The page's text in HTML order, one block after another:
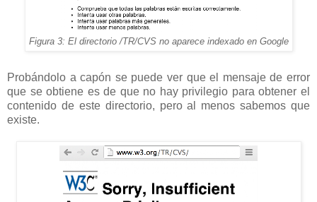
Figura 3: El directorio /TR/CVS no aparece indexado en Google
Probándolo a capón se puede ver que el mensaje de error
que se obtiene es de que no hay privilegio para obtener el
contenido de este directorio, pero al menos sabemos que
existe.